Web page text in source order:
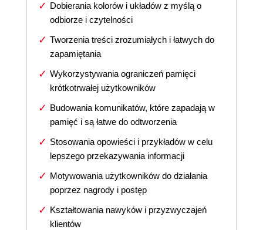
Dobierania kolorów i układów z myślą o
odbiorze i czytelności
Tworzenia treści zrozumiałych i łatwych do
zapamiętania
Wykorzystywania ograniczeń pamięci
krótkotrwałej użytkowników
Budowania komunikatów, które zapadają w
pamięć i są łatwe do odtworzenia
Stosowania opowieści i przykładów w celu
lepszego przekazywania informacji
Motywowania użytkowników do działania
poprzez nagrody i postęp
Kształtowania nawyków i przyzwyczajeń
klientów